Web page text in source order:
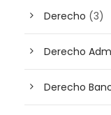
Derecho (3)
Derecho
Derecho